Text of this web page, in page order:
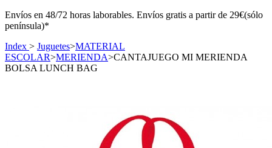
Envíos en 48/72 horas laborables. Envíos gratis a partir de 29€(sólo
península)*
Index > Juguetes>MATERIAL
ESCOLAR>MERIENDA>CANTAJUEGO MI MERIENDA
BOLSA LUNCH BAG